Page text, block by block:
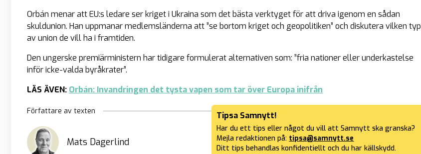
Orbán menar att EU:s ledare ser kriget i Ukraina som det bästa verktyget för att driva igenom en sådan
skuldunion. Han uppmanar medlemsländerna att ”se bortom kriget och geopolitiken” och diskutera vilken typ
av union de vill ha i framtiden.
Den ungerske premiärministern har tidigare formulerat alternativen som: ”fria nationer eller underkastelse
inför icke-valda byråkrater”.
LÄS ÄVEN: Orbán: Invandringen det tysta vapen som tar över Europa inifrån
Författare av texten
Mats Dagerlind
Tipsa Samnytt!
Har du ett tips eller något du vill att Samnytt ska granska?
Mejla redaktionen på: tipsa@samnytt.se
Ditt tips behandlas konfidentiellt och du har källskydd.